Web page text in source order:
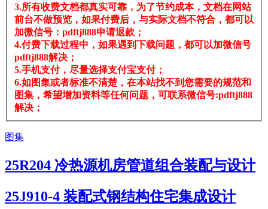
3.所有收费文档都真实可靠，为了节约成本，文档在网站
前台不做预览，如果付费后，与实际文档不符合，都可以
加微信号：pdftj888申请退款；
4.付费下载过程中，如果遇到下载问题，都可以加微信号
pdftj888解决；
5.手机支付，尽量选择支付宝支付；
6.如图集或者标准不清楚，在本站找不到您需要的规范和
图集，希望增加资料等任何问题，可联系微信号:pdftj888
解决；
图集
25R204 冷热源机房管道组合装配与设计
25J910-4 装配式钢结构住宅集成设计